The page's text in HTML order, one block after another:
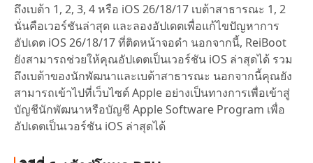
ถึงเบต้า 1, 2, 3, 4 หรือ iOS 26/18/17 เบต้าสาธารณะ 1, 2
นั่นคือเวอร์ชันล่าสุด และลองอัปเดตเพื่อแก้ไขปัญหาการ
อัปเดต iOS 26/18/17 ที่ติดหน้าจอดำ นอกจากนี้, ReiBoot
ยังสามารถช่วยให้คุณอัปเดตเป็นเวอร์ชัน iOS ล่าสุดได้ รวม
ถึงเบต้าของนักพัฒนาและเบต้าสาธารณะ นอกจากนี้คุณยัง
สามารถเข้าไปที่เว็บไซต์ Apple อย่างเป็นทางการเพื่อเข้าสู่
บัญชีนักพัฒนาหรือบัญชี Apple Software Program เพื่อ
อัปเดตเป็นเวอร์ชัน iOS ล่าสุดได้